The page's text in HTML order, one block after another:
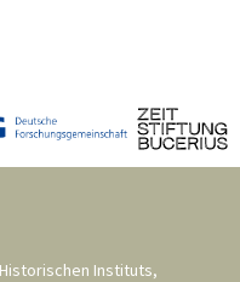
Instituts,